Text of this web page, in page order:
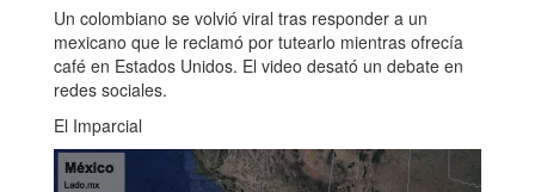
Un colombiano se volvió viral tras responder a un
mexicano que le reclamó por tutearlo mientras ofrecía
café en Estados Unidos. El video desató un debate en
redes sociales.
El Imparcial